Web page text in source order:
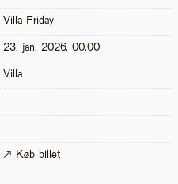
Villa Friday
23. jan. 2026, 00.00
Villa
↗ Køb billet